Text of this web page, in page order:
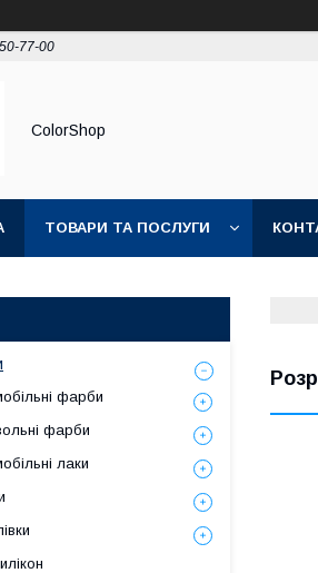
77-00
ColorShop
ТОВАРИ ТА ПОСЛУГИ
фарби
фарби
лаки